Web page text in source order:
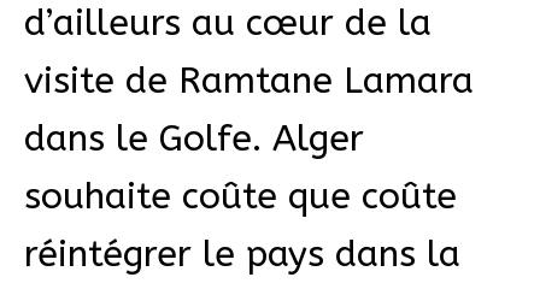
d’ailleurs au cœur de la
visite de Ramtane Lamara
dans le Golfe. Alger
souhaite coûte que coûte
réintégrer le pays dans la